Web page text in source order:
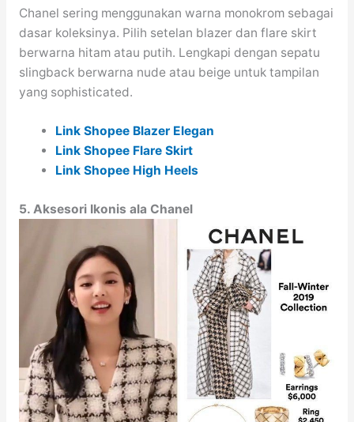
Chanel sering menggunakan warna monokrom sebagai
dasar koleksinya. Pilih setelan blazer dan flare skirt
berwarna hitam atau putih. Lengkapi dengan sepatu
slingback berwarna nude atau beige untuk tampilan
yang sophisticated.
Link Shopee Blazer Elegan
Link Shopee Flare Skirt
Link Shopee High Heels
5. Aksesori Ikonis ala Chanel